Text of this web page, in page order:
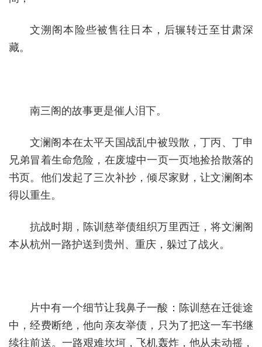
文溯阁本险些被售往日本，后辗转迁至甘肃深
藏。
南三阁的故事更是催人泪下。
文澜阁本在太平天国战乱中被毁散，丁丙、丁申
兄弟冒着生命危险，在废墟中一页一页地捡拾散落的
书页。他们发起了三次补抄，倾尽家财，让文澜阁本
得以重生。
抗战时期，陈训慈举债组织万里西迁，将文澜阁
本从杭州一路护送到贵州、重庆，躲过了战火。
片中有一个细节让我鼻子一酸：陈训慈在迁徙途
中，经费断绝，他向亲友举债，只为了把这一车书继
续往前送。一路艰难坎坷，飞机轰炸，他从未动摇，